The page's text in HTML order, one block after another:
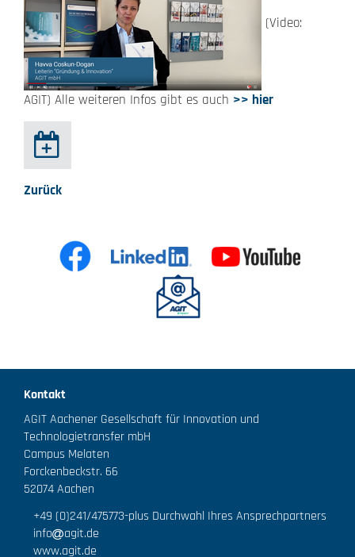
(Video:
AGIT) Alle weiteren Infos gibt es auch >> hier
Zurück
Kontakt
AGIT Aachener Gesellschaft für Innovation und
Technologietransfer mbH
Campus Melaten
Forckenbeckstr. 66
52074 Aachen
+49 (0)241/475773-plus Durchwahl Ihres Ansprechpartners
info
agit.de
www.agit.de